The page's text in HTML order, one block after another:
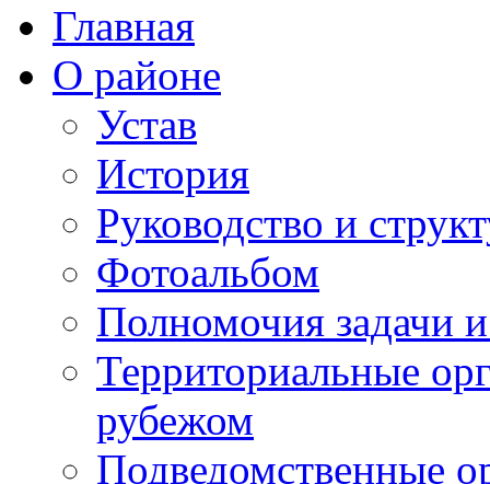
Главная
О районе
Устав
История
Руководство и
Фотоальбом
Полномочия задачи
Территориальные
рубежом
Подведомственные